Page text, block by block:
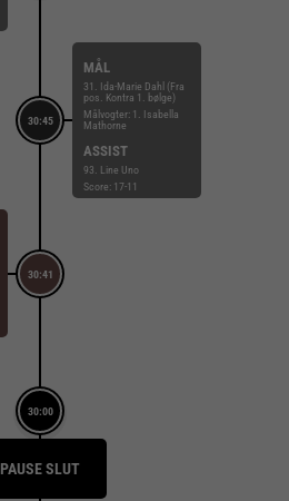
30:45
MÅL
31. Ida-Marie Dahl (Fra
pos. Kontra 1. bølge)
Målvogter: 1. Isabella
Mathorne
ASSIST
93. Line Uno
Score: 17-11
30:41
30:00
PAUSE SLUT